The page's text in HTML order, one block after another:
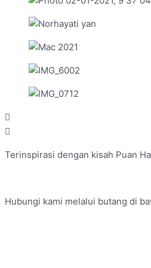
Terinspirasi dengan kisah Puan
Hubungi kami melalui butang di